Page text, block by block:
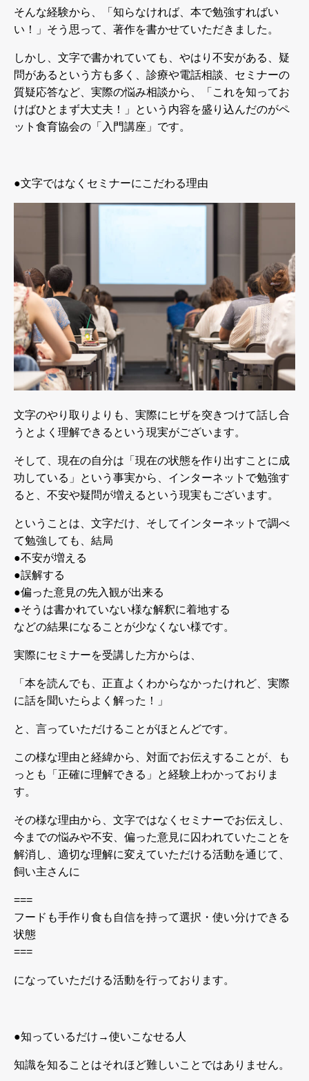
そんな経験から、「知らなければ、本で勉強すればい
い！」そう思って、著作を書かせていただきました。
しかし、文字で書かれていても、やはり不安がある、疑
問があるという方も多く、診療や電話相談、セミナーの
質疑応答など、実際の悩み相談から、「これを知ってお
けばひとまず大丈夫！」という内容を盛り込んだのがペ
ット食育協会の「入門講座」です。
●文字ではなくセミナーにこだわる理由
文字のやり取りよりも、実際にヒザを突きつけて話し合
うとよく理解できるという現実がございます。
そして、現在の自分は「現在の状態を作り出すことに成
功している」という事実から、インターネットで勉強す
ると、不安や疑問が増えるという現実もございます。
ということは、文字だけ、そしてインターネットで調べ
て勉強しても、結局
●不安が増える
●誤解する
●偏った意見の先入観が出来る
●そうは書かれていない様な解釈に着地する
などの結果になることが少なくない様です。
実際にセミナーを受講した方からは、
「本を読んでも、正直よくわからなかったけれど、実際
に話を聞いたらよく解った！」
と、言っていただけることがほとんどです。
この様な理由と経緯から、対面でお伝えすることが、も
っとも「正確に理解できる」と経験上わかっておりま
す。
その様な理由から、文字ではなくセミナーでお伝えし、
今までの悩みや不安、偏った意見に囚われていたことを
解消し、適切な理解に変えていただける活動を通じて、
飼い主さんに
===
フードも手作り食も自信を持って選択・使い分けできる
状態
===
になっていただける活動を行っております。
●知っているだけ →使いこなせる人
知識を知ることはそれほど難しいことではありません。